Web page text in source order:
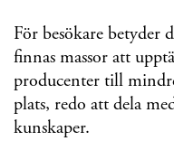
För besökare betyder
finnas massor att
producenter till
plats, redo att dela
kunskaper.